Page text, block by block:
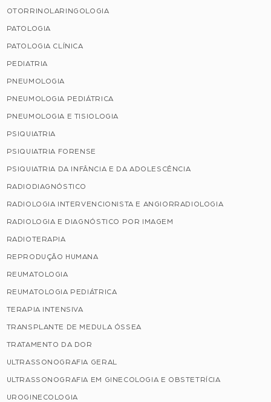
OTORRINOLARINGOLOGIA
PATOLOGIA
PATOLOGIA CLÍNICA
PEDIATRIA
PNEUMOLOGIA
PNEUMOLOGIA PEDIÁTRICA
PNEUMOLOGIA E TISIOLOGIA
PSIQUIATRIA
PSIQUIATRIA FORENSE
PSIQUIATRIA DA INFÂNCIA E DA ADOLESCÊNCIA
RADIODIAGNÓSTICO
RADIOLOGIA INTERVENCIONISTA E ANGIORRADIOLOGIA
RADIOLOGIA E DIAGNÓSTICO POR IMAGEM
RADIOTERAPIA
REPRODUÇÃO HUMANA
REUMATOLOGIA
REUMATOLOGIA PEDIÁTRICA
TERAPIA INTENSIVA
TRANSPLANTE DE MEDULA ÓSSEA
TRATAMENTO DA DOR
ULTRASSONOGRAFIA GERAL
ULTRASSONOGRAFIA EM GINECOLOGIA E OBSTETRÍCIA
UROGINECOLOGIA